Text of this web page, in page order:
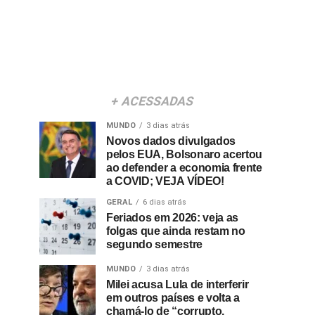
+ ACESSADAS
MUNDO 3 dias atrás
Novos dados divulgados
pelos EUA, Bolsonaro acertou
ao defender a economia frente
a COVID; VEJA VÍDEO!
GERAL 6 dias atrás
Feriados em 2026: veja as
folgas que ainda restam no
segundo semestre
MUNDO 3 dias atrás
Milei acusa Lula de interferir
em outros países e volta a
chamá-lo de “corrupto,